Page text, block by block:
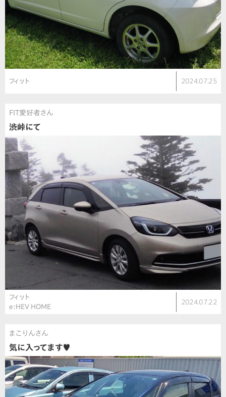
フィット 2024.07.25
FIT愛好者さん
渋峠にて
フィット
e:HEV HOME
2024.07.22
まこりんさん
気に入ってます♥